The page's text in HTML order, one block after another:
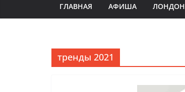
ГЛАВНАЯ АФИША ЛОНДОН
тренды 2021